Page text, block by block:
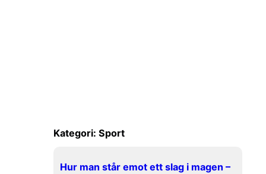
Kategori: Sport
Hur man står emot ett slag i magen –